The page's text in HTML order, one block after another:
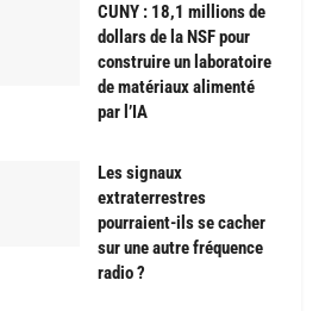
CUNY : 18,1 millions de
dollars de la NSF pour
construire un laboratoire
de matériaux alimenté
par l’IA
Les signaux
extraterrestres
pourraient-ils se cacher
sur une autre fréquence
radio ?